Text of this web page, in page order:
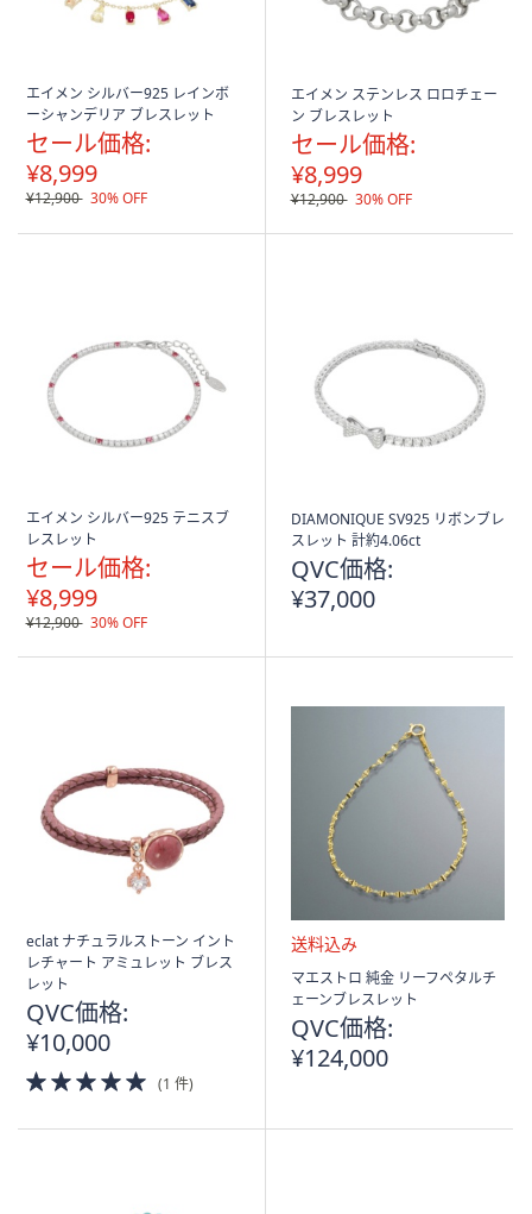
エイメン シルバー925 レインボ
ーシャンデリア ブレスレット
セール価格:
¥8,999
¥12,900 30% OFF
エイメン ステンレス ロロチェー
ン ブレスレット
セール価格:
¥8,999
¥12,900 30% OFF
エイメン シルバー925 テニスブ
レスレット
セール価格:
¥8,999
¥12,900 30% OFF
DIAMONIQUE SV925 リボンブレ
スレット 計約4.06ct
QVC価格:
¥37,000
eclat ナチュラルストーン イント
レチャート アミュレット ブレス
レット
QVC価格:
¥10,000
5.0
of
(1 件)
送
料
み
マエストロ 純金 リーフペタルチ
ェーンブレスレット
QVC価格:
¥124,000